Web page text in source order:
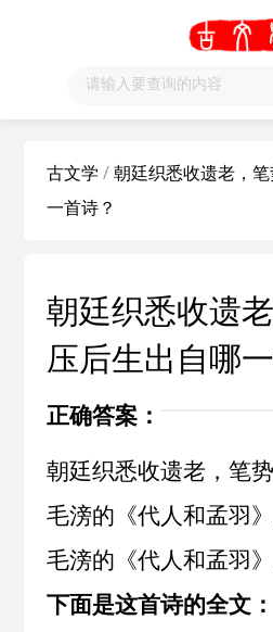
古文学 /朝廷织悉收遗老，
一首诗？
朝廷织悉收遗
压后生出自哪
正确答案：
朝廷织悉收遗老，笔
毛滂的《代人和孟羽
毛滂的《代人和孟羽》
下面是这首诗的全文：